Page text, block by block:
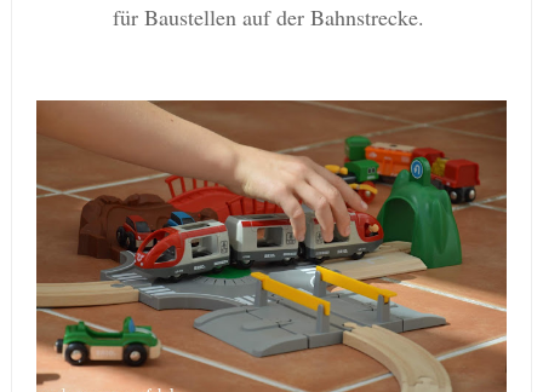
für Baustellen auf der Bahnstrecke.